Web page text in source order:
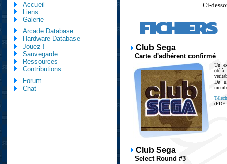
Ci-
FICHIERS
Club Sega
Carte d'adhérent confirmé
Un
(déjà
De
(PDF
Club Sega
Select Round #3
Accueil
Liens
Galerie
Arcade Database
Hardware Database
Jouez !
Sauvegarde
Ressources
Contributions
Forum
Chat